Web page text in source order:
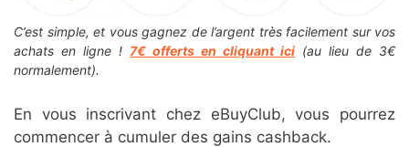
C’est simple, et vous gagnez de l’argent très facilement sur vos
achats en ligne ! 7€ offerts en cliquant ici (au lieu de 3€
normalement).
En vous inscrivant chez eBuyClub, vous pourrez
commencer à cumuler des gains cashback.